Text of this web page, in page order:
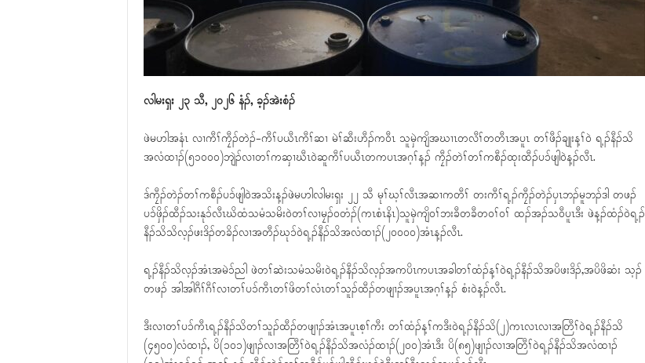
လါမးရှး ၂၃ သီ, ၂၀၂၆ နံၣ်, ခ့ၣ်အဲးစံၣ်
ဖဲမဟါအနံၤ လၢကီၢ်ကၠီၣ်တဲၣ်-ကီၢ်ပယီၤကီၢ်ဆၢ မဲၢ်ဆီးဟီၣ်ကဝီၤ သူမှဲကျိအဃၢၤတလီၢ်တတီၤအပူၤ တၢ်ဖီၣ်ချုးန့ၢ်ဝဲ ရ့ၣ်နီၣ်သိ
အလံထၢၣ်(၅၁၀၀၀)ဘျဲၣ်လၢတၢ်ကဆှၢဃီၤဝဲဆူကီၢ်ပယီၤတကပၤအဂ့ၢ်န့ၣ် ကၠီၣ်တဲၢ်တၢ်ကစီၣ်ထုးထီၣ်ပၥ်ဖျါဝဲန့ၣ်လီၤ.
ဒ်ကၠီၣ်တဲၣ်တၢ်ကစီၣ်ပၥ်ဖျါဝဲအသိးန့ၣ်ဖဲမဟါလါမးရှး ၂၂ သီ မုၢ်ဃ့ၢ်လီၤအဆၢကတီၢ် တးကီၢ်ရ့ၣ်ကၠီၣ်တဲၣ်ပှၤဘၣ်မူဘၣ်ဒါ တဖၣ်
ပၥ်ဖှိၣ်ထီၣ်သးနုၥ်လီၤဃိထံသမံသမိးဝဲတၢ်လၢမၠၣ်ဝတံၣ်(ကၤစံၤနိၤ)သူမှဲကျိဝၢ်ဘးခီတခီတဝၢ်ဝၢ် ထၣ်အၣ်သဝီပူၤဒီး ဖဲန့ၣ်ထံၣ်ဝဲရ့ၣ်
နီၣ်သိသိလ့ၣ်ဖးဒိၣ်တခိၣ်လၢအတီၣ်ဃုၥ်ဝဲရ့ၣ်နီၣ်သိအလံထၢၣ်(၂၀၀၀၀)အံၤန့ၣ်လီၤ.
ရ့ၣ်နီၣ်သိလ့ၣ်အံၤအမဲၥ်ညါ ဖဲတၢ်ဆဲးသမံသမိးဝဲရ့ၣ်နီၣ်သိလ့ၣ်အကပိၤကပၤအခါတၢ်ထံၣ်န့ၢ်ဝဲရ့ၣ်နီၣ်သိအပိဖးဒိၣ်,အပိဖိဆံး သ့ၣ်
တဖၣ် အါအါဂီၢ်ဂီၢ်လၢတၢ်ပၥ်ကီၤတၢ်ဖိတၢ်လံၤတၢ်သူၣ်ထီၣ်တဖျၢၣ်အပူၤအဂ့ၢ်န့ၣ် စံးဝဲန့ၣ်လီၤ.
ဒီးလၢတၢ်ပၥ်ကီၤရ့ၣ်နီၣ်သိတၢ်သူၣ်ထီၣ်တဖျၢၣ်အံၤအပူၤစ့ၢ်ကီး တၢ်ထံၣ်န့ၢ်ကဒီးဝဲရ့ၣ်နီၣ်သိ(၂)ကၤလၤလၢအတြီၢ်ဝဲရ့ၣ်နီၣ်သိ
(၄၅၀၀)လံထၢၣ်, ပိ(၁၀၁)ဖျၢၣ်လၢအတြီၢ်ဝဲရ့ၣ်နီၣ်သိအလံၣ်ထၢၣ်(၂၀၀)အံၤဒီး ပိ(၈၅)ဖျၢၣ်လၢအတြီၢ်ဝဲရ့ၣ်နီၣ်သိအလံထၢၣ်